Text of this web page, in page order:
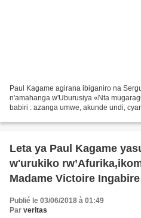
Paul Kagame agirana ibiganiro na
n'amahanga w'Uburusiya «Nta
babiri : azanga umwe, akunde undi,
Leta ya Paul Kagame
w'urukiko
Madame Victoire
Publié le 03/06/2018 à 01:49
Par veritas